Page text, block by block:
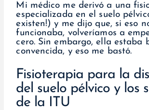
Mi médico me derivó a una
especializada en el suelo
existen!) y me dijo que, si eso
funcionaba, volveríamos a
cero. Sin embargo, ella estaba
convencida, y eso me bastó.
Fisioterapia para la
del suelo pélvico y los
de la ITU